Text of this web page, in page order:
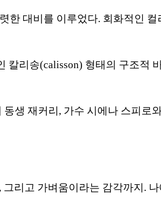
한 대비를 이루었다. 회화적인 컬
칼리송(calisson) 형태의 구조적
생 재커리, 가수 시에나 스피로
리고 가벼움이라는 감각까지.